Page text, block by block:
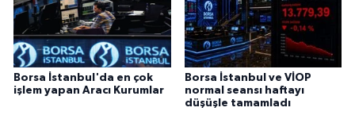
Borsa İstanbul'da en çok
işlem yapan Aracı Kurumlar
Borsa İstanbul ve VİOP
normal seansı haftayı
düşüşle tamamladı